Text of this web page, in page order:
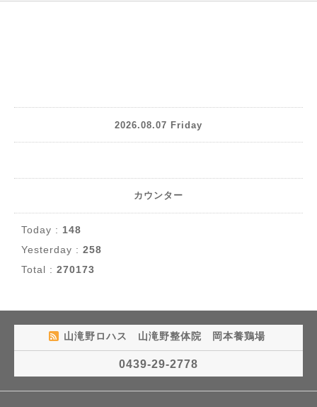
2026.08.07 Friday
カウンター
Today : 148
Yesterday : 258
Total : 270173
山滝野ロハス 山滝野整体院 岡本養鶏場
0439-29-2778